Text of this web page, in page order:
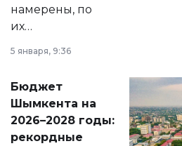
намерены, по
их
принести
народу
Венесуэлы.
5 января, 9:36
Бюджет
Шымкента на
2026–2028 годы:
рекордные